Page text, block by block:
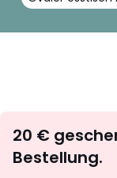
20 €
Bestellung.